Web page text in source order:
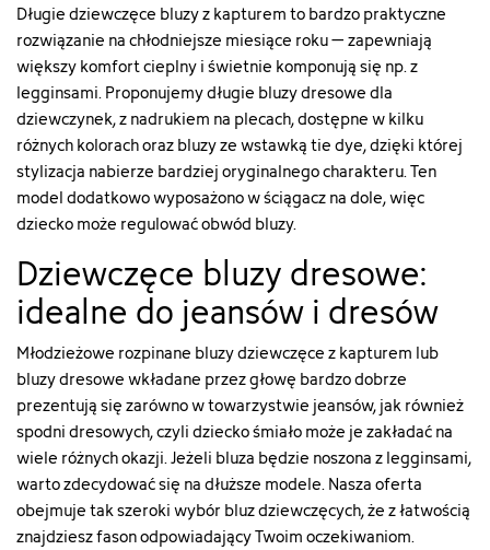
Długie dziewczęce bluzy z kapturem to bardzo praktyczne
rozwiązanie na chłodniejsze miesiące roku – zapewniają
większy komfort cieplny i świetnie komponują się np. z
legginsami. Proponujemy długie bluzy dresowe dla
dziewczynek, z nadrukiem na plecach, dostępne w kilku
różnych kolorach oraz bluzy ze wstawką tie dye, dzięki której
stylizacja nabierze bardziej oryginalnego charakteru. Ten
model dodatkowo wyposażono w ściągacz na dole, więc
dziecko może regulować obwód bluzy.
Dziewczęce bluzy dresowe:
idealne do jeansów i dresów
Młodzieżowe rozpinane bluzy dziewczęce z kapturem lub
bluzy dresowe wkładane przez głowę bardzo dobrze
prezentują się zarówno w towarzystwie jeansów, jak również
spodni dresowych, czyli dziecko śmiało może je zakładać na
wiele różnych okazji. Jeżeli bluza będzie noszona z legginsami,
warto zdecydować się na dłuższe modele. Nasza oferta
obejmuje tak szeroki wybór bluz dziewczęcych, że z łatwością
znajdziesz fason odpowiadający Twoim oczekiwaniom.